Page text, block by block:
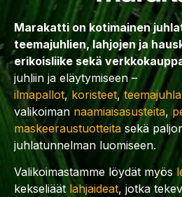
Marakatti on kotimainen
teemajuhlien, lahjojen ja
erikoisliike sekä
juhliin ja eläytymiseen –
ilmapallot, koristeet,
valikoiman naamiaisasusteita,
maskeeraustuotteita sekä
juhlatunnelman luomiseen.
Valikoimastamme löydät myös
kekseliäät lahjaideat, jotka